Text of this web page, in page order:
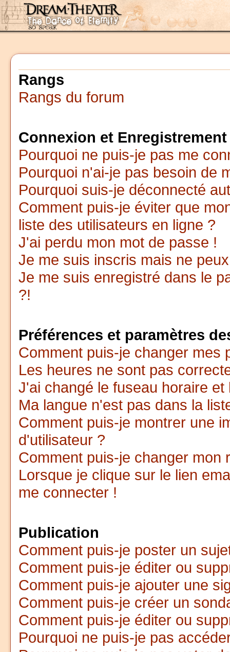
Rangs
Rangs du forum
Connexion et Enregistrement
Pourquoi ne puis-je pas me
Pourquoi n'ai-je pas besoin de
Pourquoi suis-je déconnecté
Comment puis-je éviter que
liste des utilisateurs en ligne ?
J'ai perdu mon mot de passe !
Je me suis inscris mais ne
Je me suis enregistré dans le
?!
Préférences et paramètres
Comment puis-je changer mes
Les heures ne sont pas
J'ai changé le fuseau horaire
Ma langue n'est pas dans la
Comment puis-je montrer une
d'utilisateur ?
Comment puis-je changer mon
Lorsque je clique sur le lien
me connecter !
Publication
Comment puis-je poster un
Comment puis-je éditer ou
Comment puis-je ajouter une
Comment puis-je créer un
Comment puis-je éditer ou
Pourquoi ne puis-je pas